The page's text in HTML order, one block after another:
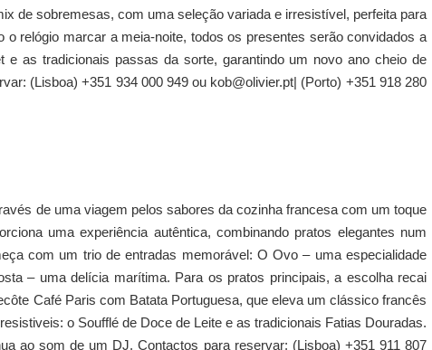
de sobremesas, com uma seleção variada e irresistível, perfeita para
relógio marcar a meia-noite, todos os presentes serão convidados a
e as tradicionais passas da sorte, garantindo um novo ano cheio de
(Lisboa) +351 934 000 949 ou kob@olivier.pt| (Porto) +351 918 280
de uma viagem pelos sabores da cozinha francesa com um toque
uma experiência autêntica, combinando pratos elegantes num
com um trio de entradas memorável: O Ovo – uma especialidade
– uma delícia marítima. Para os pratos principais, a escolha recai
Café Paris com Batata Portuguesa, que eleva um clássico francês
o Soufflé de Doce de Leite e as tradicionais Fatias Douradas.
ao som de um DJ. Contactos para reservar: (Lisboa) +351 911 807